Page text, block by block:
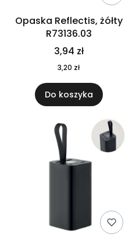
Opaska Reflectis, żółty
R73136.03
3,94 zł
3,20 zł
Do koszyka